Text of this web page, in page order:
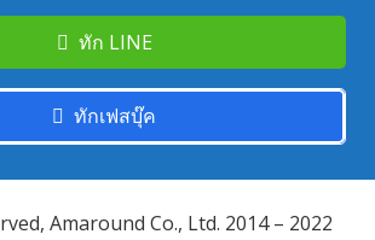
ทัก LINE
ทักเฟสบุ๊ค
Amaround Co., Ltd. 2014 – 2022